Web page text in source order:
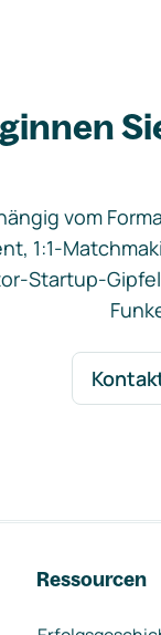
vom
1:1-
Startup-
Ressourcen